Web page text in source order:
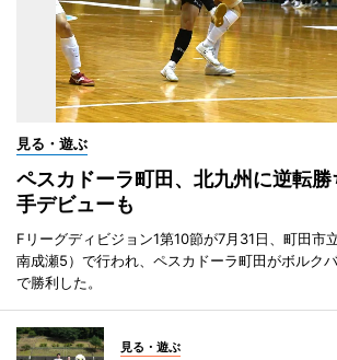
見る・遊ぶ
ペスカドーラ町田、北九州に逆転
手デビューも
Fリーグディビジョン1第10節が7月31日、町田市
南成瀬5）で行われ、ペスカドーラ町田がボルク
で勝利した。
見る・遊ぶ